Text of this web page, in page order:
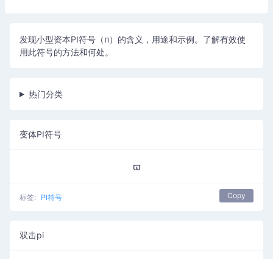
发现小型资本PI符号（ᴨ）的含义，用途和示例。了解有效使
用此符号的方法和何处。
热门分类
变体PI符号
ϖ
标签: PI符号 Copy
双击pi